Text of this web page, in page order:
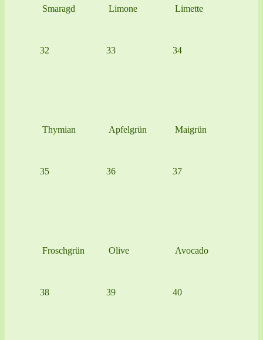
Smaragd Limone Limette
32
Thymian
33
Apfelgrün
34
Maigrün
35
Froschgrün
36
Olive
37
Avocado
38 39 40